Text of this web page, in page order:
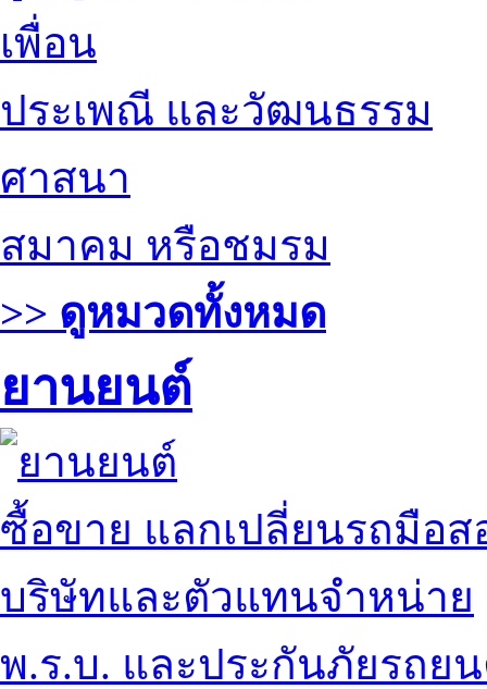
เพื่อน
ประเพณี และวัฒนธรรม
ศาสนา
สมาคม หรือชมรม
>> ดูหมวดทั้งหมด
ยานยนต์
ซื้อขาย แลกเปลี่ยนรถมือส
บริษัทและตัวแทนจำหน่าย
พ.ร.บ. และประกันภัยรถย